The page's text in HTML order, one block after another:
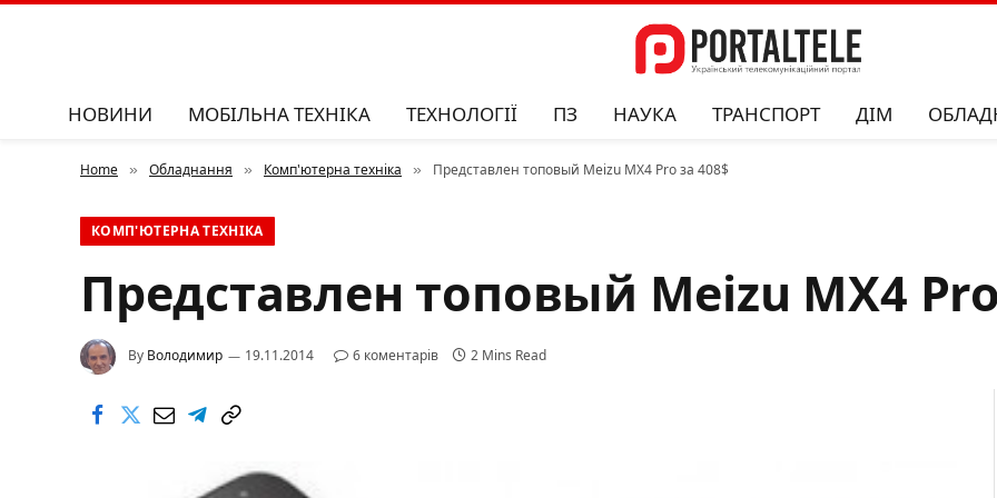
НОВИНИ МОБІЛЬНА ТЕХНІКА ТЕХНОЛОГІЇ ПЗ НАУКА ТРАНСПОРТ ДІМ
Home » Обладнання » Комп'ютерна техніка » Представлен топовый Meizu MX4 Pro за 408$
КОМП'ЮТЕРНА ТЕХНІКА
Представлен топовый Meizu MX4
By Володимир 19.11.2014 6 коментарів 2 Mins Read